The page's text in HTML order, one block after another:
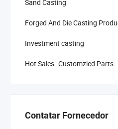
Sand Casting
Forged And Die Casting
Investment casting
Hot Sales--Customzied Parts
Contatar Fornecedor